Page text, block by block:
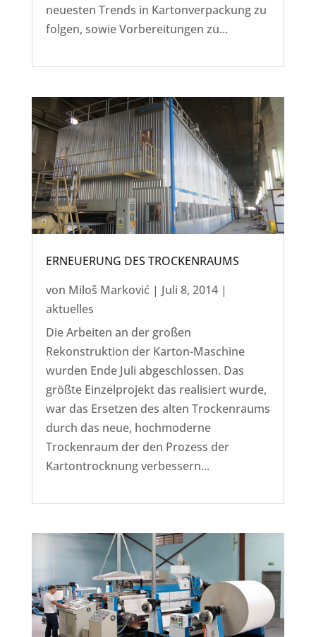
neuesten Trends in Kartonverpackung zu
folgen, sowie Vorbereitungen zu...
ERNEUERUNG DES TROCKENRAUMS
von Miloš Marković | Juli 8, 2014|
aktuelles
Die Arbeiten an der großen
Rekonstruktion der Karton-Maschine
wurden Ende Juli abgeschlossen. Das
größte Einzelprojekt das realisiert wurde,
war das Ersetzen des alten Trockenraums
durch das neue, hochmoderne
Trockenraum der den Prozess der
Kartontrocknung verbessern...